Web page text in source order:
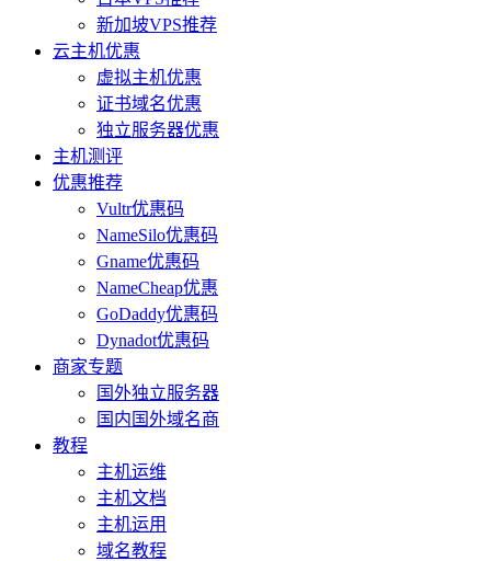
新加坡VPS推荐
云主机优惠
虚拟主机优惠
证书域名优惠
独立服务器优惠
主机测评
优惠推荐
Vultr优惠码
NameSilo优惠码
Gname优惠码
NameCheap优惠
GoDaddy优惠码
Dynadot优惠码
商家专题
国外独立服务器
国内国外域名商
教程
主机运维
主机文档
主机运用
域名教程